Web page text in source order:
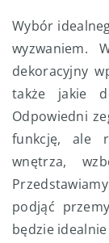
Wybór
wyzwaniem.
dekoracyjny
także jakie
Odpowiedni
funkcję, ale
wnętrza,
podjąć
będzie